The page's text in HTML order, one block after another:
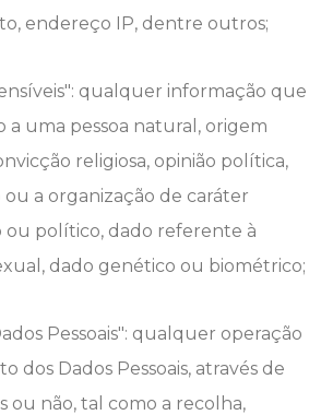
endereço IP, dentre outros;
qualquer informação que
a uma pessoa natural, origem
religiosa, opinião política,
ou a organização de caráter
ou político, dado referente à
dado genético ou biométrico;
Pessoais": qualquer operação
dos Dados Pessoais, através de
ou não, tal como a recolha,